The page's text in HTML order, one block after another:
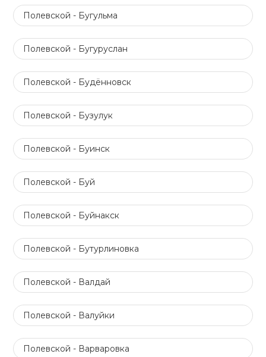
Полевской - Бугульма
Полевской - Бугуруслан
Полевской - Будённовск
Полевской - Бузулук
Полевской - Буинск
Полевской - Буй
Полевской - Буйнакск
Полевской - Бутурлиновка
Полевской - Валдай
Полевской - Валуйки
Полевской - Варваровка